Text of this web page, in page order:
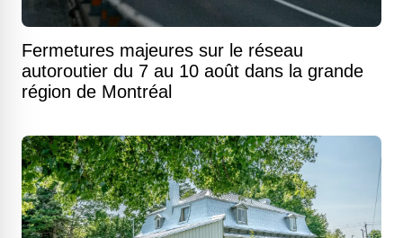
Fermetures majeures sur le réseau
autoroutier du 7 au 10 août dans la grande
région de Montréal